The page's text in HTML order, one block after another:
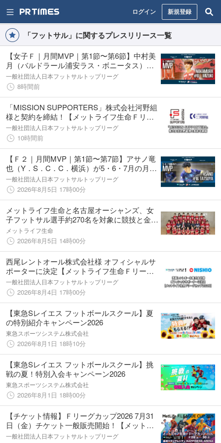
ログイン 新規登録
「フットサル」に関するプレスリリース一覧
【女子Ｆ｜月間MVP｜第1節〜第6節】中村美
月（バルドラール浦安ラス・ボニータス）が
6・7月の月間MVPに！【メットライフ生命女
子Ｆリーグ2026-27】
一般社団法人日本フットサルトップリーグ
8時間前
「MISSION SUPPORTERS」株式会社河野組
様と契約を締結！【メットライフ生命Ｆリー
グ2026-27】
一般社団法人日本フットサルトップリーグ
10時間前
【Ｆ２｜月間MVP｜第1節〜第7節】アサノ竜
也（Y．S．C．C．横浜）が5・6・7月の月間
MVPに！【メットライフ生命Ｆリーグ2026-
27 ディビジョン２】
一般社団法人日本フットサルトップリーグ
2026年8月5日 17時00分
メットライフ生命と名古屋オーシャンズ、女
子フットサル選手約270名を対象に競技と金融
教育をサポート
メットライフ生命
2026年8月5日 14時00分
西尾レントオール株式会社様 オフィシャルサ
ポーターに決定【メットライフ生命Ｆリーグ
カップ2026】
一般社団法人日本フットサルトップリーグ
2026年8月4日 17時00分
【東急Sレイエス フットボールスクール】夏
の特別紹介キャンペーン2026
東急スポーツシステム株式会社
2026年8月1日 18時10分
【東急Sレイエス フットボールスクール】挑
戦の夏！特別入会キャンペーン2026
東急スポーツシステム株式会社
2026年8月1日 18時00分
【チケット情報】Ｆリーグカップ2026 7月31
日（金）チケット一般販売開始！【メットラ
イフ生命Ｆリーグカップ2026】
一般社団法人日本フットサルトップリーグ